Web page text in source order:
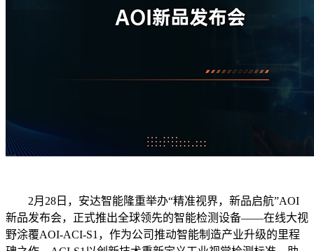
2月28日，安达智能隆重举办“精准视界，新品启航”AOI
新品发布会，正式推出全球领先的智能检测设备——在线大视
野涂覆AOI-ACI-S1，作为公司推动智能制造产业升级的里程